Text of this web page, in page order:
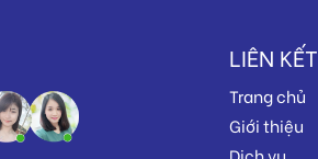
LIÊN KẾT
Trang chủ
Giới thiệu